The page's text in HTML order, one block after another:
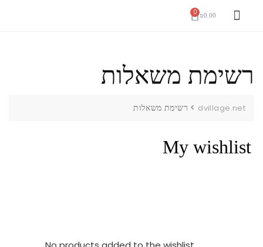
₪0.00
רשימת משאלות
dvillage.net
> רשימת משאלות
My wishlist